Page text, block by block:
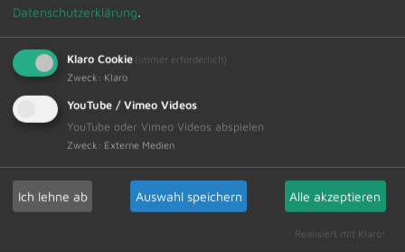
Die interessierte Bevölkerung ist hierzu herzlich
eingeladen. .
Zur Übersicht
Amtliche Bekanntmachungen Veranstaltungstermine
Datenschutzerklärung.
Klaro Cookie (immer erforderlich)
Zweck : Klaro
YouTube / Vimeo Videos
YouTube oder Vimeo Videos abspielen
Zweck : Externe Medien
Ich lehne ab Auswahl speichern Alle akzeptieren
Realisiert mit Klaro!